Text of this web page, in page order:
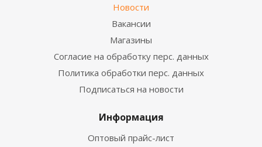
Новости
Вакансии
Магазины
Согласие на обработку перс. данных
Политика обработки перс. данных
Подписаться на новости
Информация
Оптовый прайс-лист